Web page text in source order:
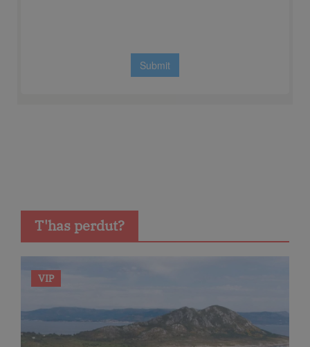
T'has perdut?
VIP